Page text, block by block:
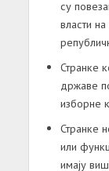
су
власти
Странке
државе
изборне
Странке
или
имају